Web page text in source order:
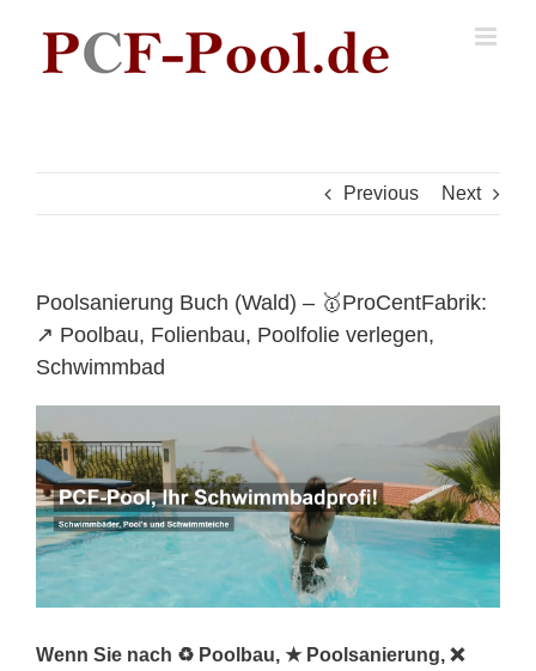
content
Previous Next
Poolsanierung Buch (Wald) – 🥇ProCentFabrik:
↗️ Poolbau, Folienbau, Poolfolie verlegen,
Schwimmbad
Wenn Sie nach ♻ Poolbau, ★ Poolsanierung, ❌